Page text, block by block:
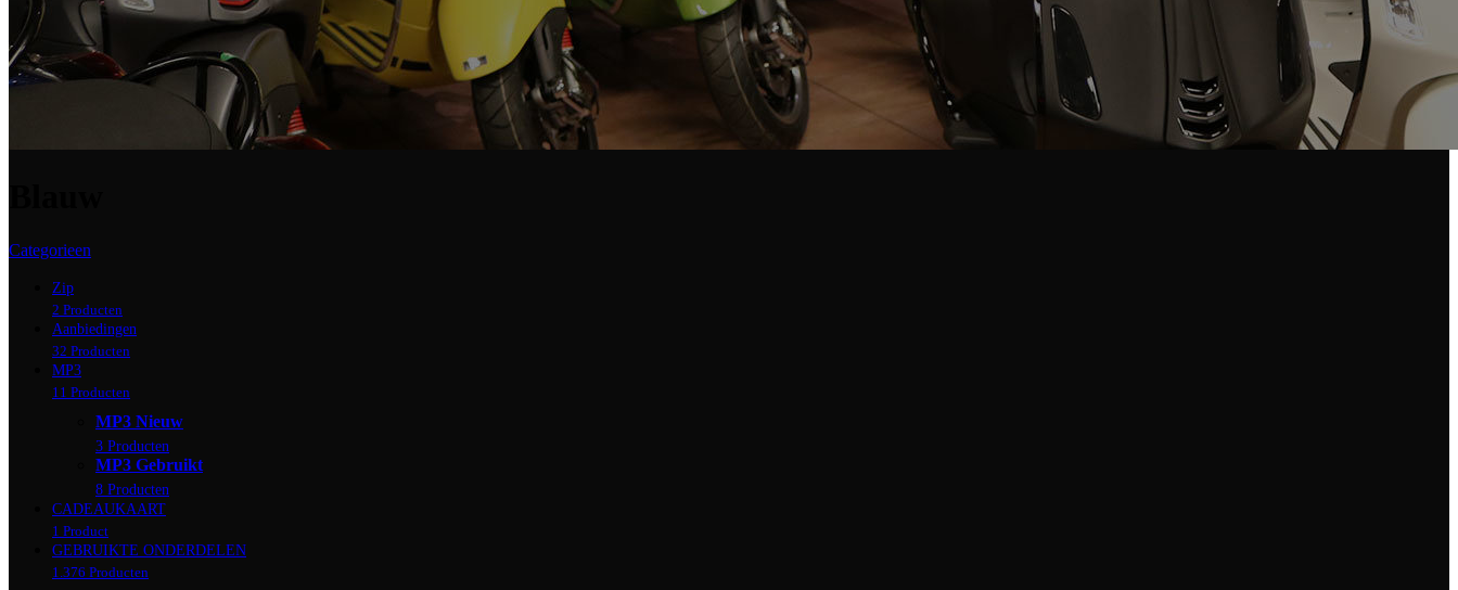
Categorieen
Zip
2 Producten
Aanbiedingen
32 Producten
MP3
11 Producten
MP3 Nieuw
3 Producten
MP3 Gebruikt
8 Producten
CADEAUKAART
1 Product
GEBRUIKTE ONDERDELEN
1.376 Producten